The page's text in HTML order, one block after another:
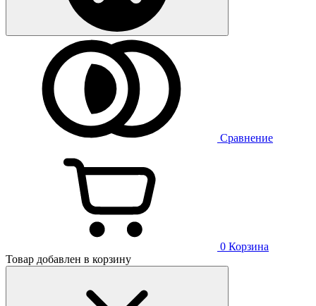
Сравнение
0 Корзина
Товар добавлен в корзину